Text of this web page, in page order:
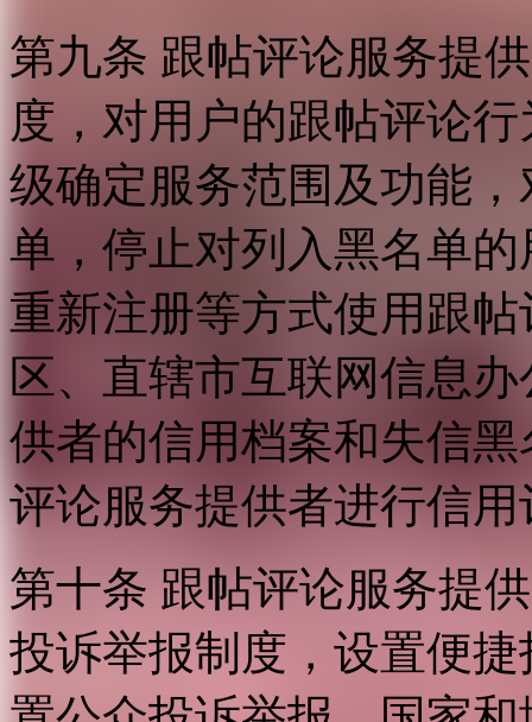
第九条 跟帖评论服务提
度，对用户的跟帖评论
级确定服务范围及功能
单，停止对列入黑名单
重新注册等方式使用跟
区、直辖市互联网信息
供者的信用档案和失信
评论服务提供者进行信用
第十条 跟帖评论服务提
投诉举报制度，设置便